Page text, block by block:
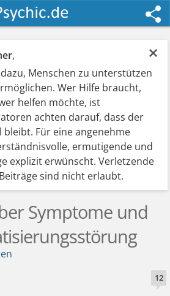
×
,
Menschen zu unterstützen
Wer Hilfe braucht,
helfen möchte, ist
achten darauf, dass der
Für eine angenehme
ermutigende und
explizit erwünscht. Verletzende
sind nicht erlaubt.
Symptome und
12